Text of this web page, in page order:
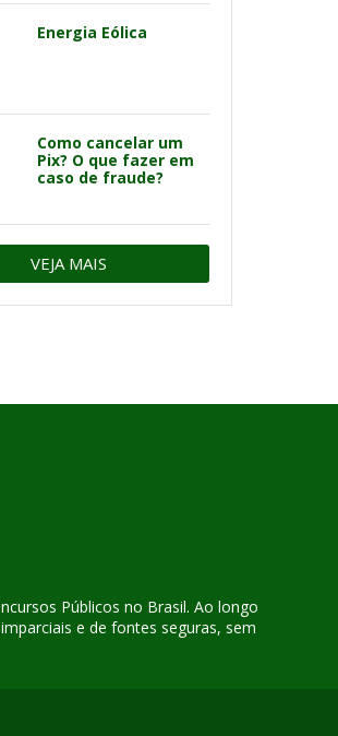
Energia Eólica
Como cancelar um
Pix? O que fazer em
caso de fraude?
VEJA MAIS
Públicos no Brasil. Ao longo
e de fontes seguras, sem